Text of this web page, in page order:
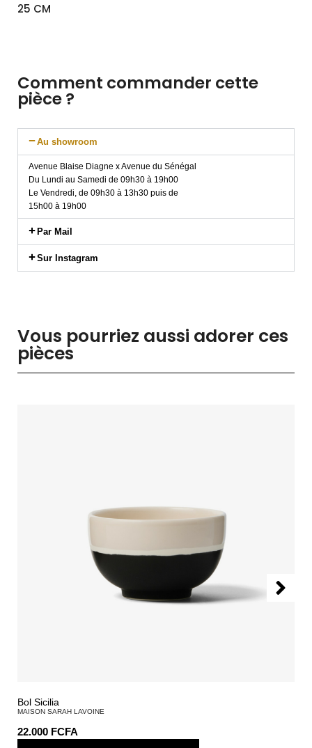
25 CM
Comment commander cette
pièce ?
Au showroom
Avenue Blaise Diagne x Avenue du Sénégal
Du Lundi au Samedi de 09h30 à 19h00
Le Vendredi, de 09h30 à 13h30 puis de
15h00 à 19h00
Par Mail
Sur Instagram
Vous pourriez aussi adorer ces
pièces
Bol Sicilia
MAISON SARAH LAVOINE
22.000 FCFA